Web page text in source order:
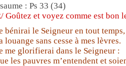
: Ps 33 (34)
Goûtez et voyez comme est bon
bénirai le Seigneur en tout temps,
louange sans cesse à mes lèvres.
me glorifierai dans le Seigneur :
les pauvres m’entendent et